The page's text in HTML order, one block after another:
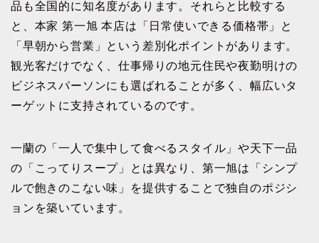
品も全国的に知名度があります。それらと比較する
と、本家 第一旭 本店は「日常使いできる価格帯」と
「早朝から営業」という差別化ポイントがあります。
観光客だけでなく、仕事帰りの地元住民や夜勤明けの
ビジネスパーソンにも選ばれることが多く、幅広いタ
ーゲットに支持されているのです。
一蘭の「一人で集中して食べるスタイル」や天下一品
の「こってりスープ」とは異なり、第一旭は「シンプ
ルで飽きのこない味」を提供することで独自のポジシ
ョンを築いています。